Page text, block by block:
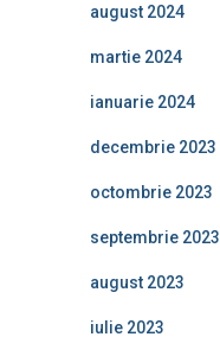
august 2024
martie 2024
ianuarie 2024
decembrie 2023
octombrie 2023
septembrie 2023
august 2023
iulie 2023